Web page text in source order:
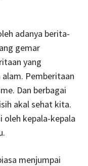
adanya berita-
gemar
yang
Pemberitaan
Dan berbagai
akal sehat kita.
kepala-kepala
menjumpai